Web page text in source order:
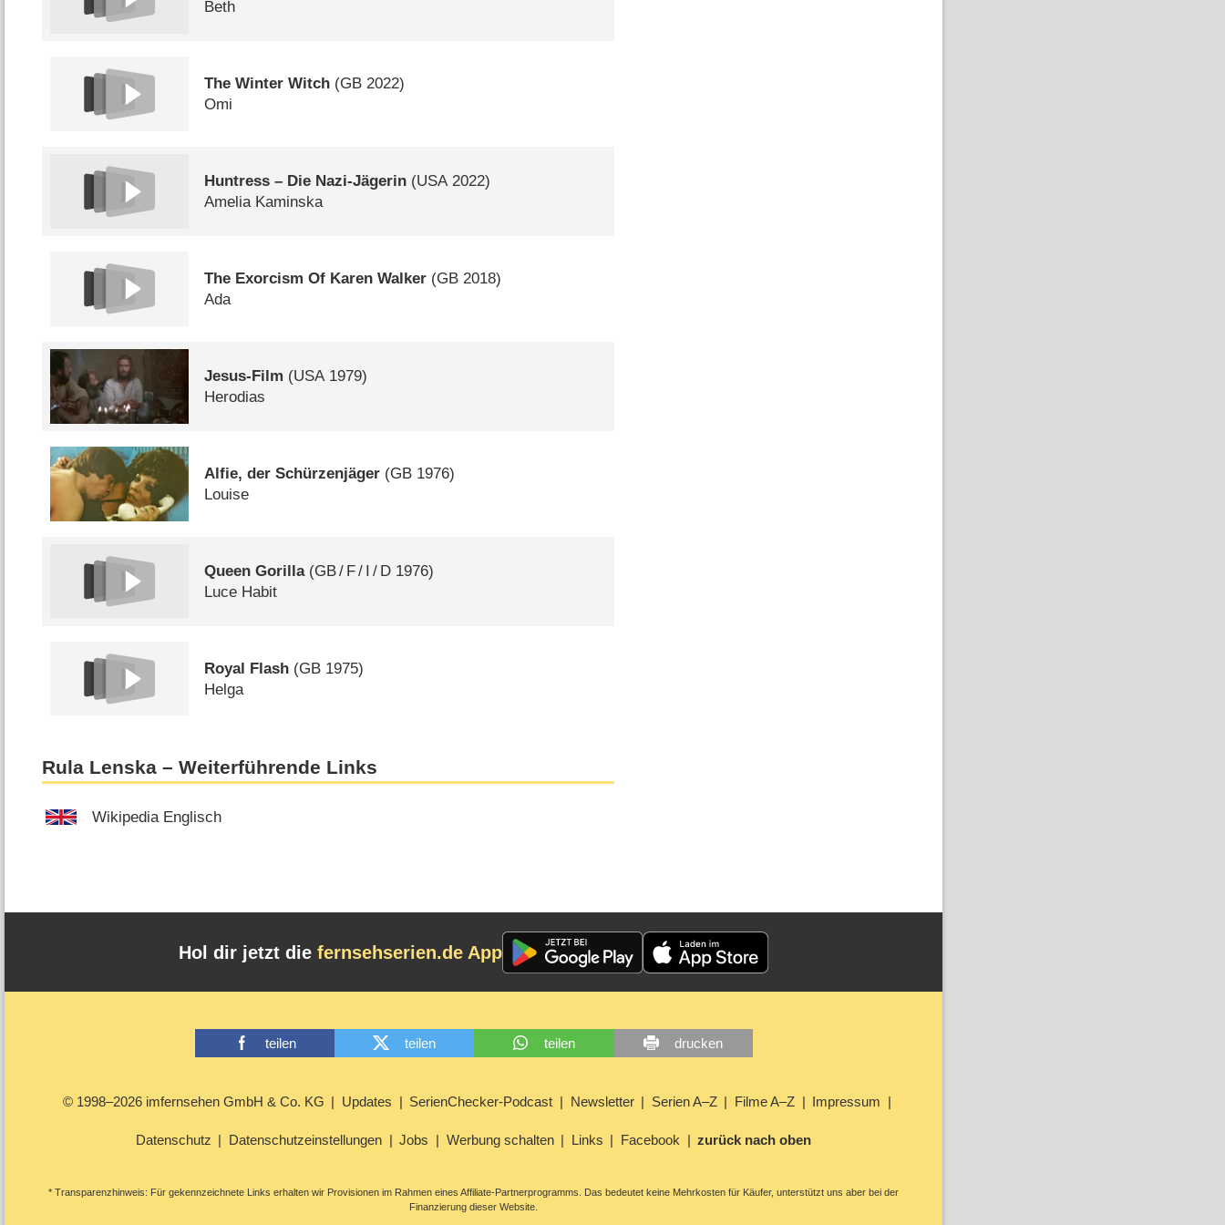
Beth
The Winter Witch (GB 2022)
Omi
Huntress – Die Nazi-Jägerin (USA2022)
Amelia Kaminska
The Exorcism Of Karen Walker (GB 2018)
Ada
Jesus-Film (USA1979)
Herodias
Alfie, der Schürzenjäger (GB 1976)
Louise
Queen Gorilla(GB/ F/ I / D 1976)
Luce Habit
Royal Flash (GB 1975)
Helga
Rula Lenska – Weiterführende Links
Wikipedia Englisch
Hol dir jetzt die fernsehserien.de App
teilen teilen teilen drucken
© 1998–2026 imfernsehen GmbH & Co. KG Updates SerienChecker-Podcast Newsletter Serien A–Z Filme A–Z Impressum
Datenschutz Datenschutzeinstellungen Jobs Werbung schalten Links Facebook zurück nach oben
* Transparenzhinweis: Für gekennzeichnete Links erhalten wir Provisionen im Rahmen eines Affiliate-Partnerprogramms. Das bedeutet keine Mehrkosten für Käufer, unterstützt uns aber bei der
Finanzierung dieser Website.